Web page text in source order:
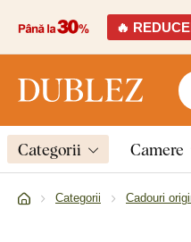
🔥
Categorii Camere
Categorii Cadouri